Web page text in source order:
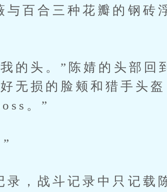
百合三种花瓣的钢砖
头。”陈婧的头部回
无损的脸颊和猎手头盔
。”
，战斗记录中只记载